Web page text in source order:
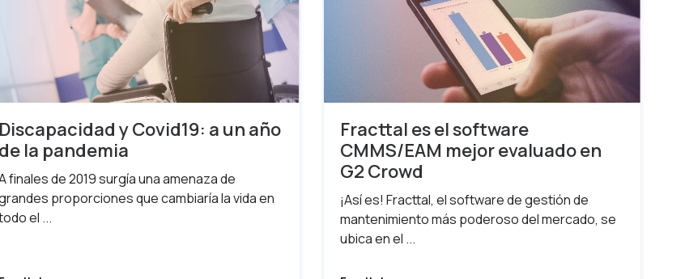
Discapacidad y Covid19: a un año
de la pandemia
finales de 2019 surgía una amenaza de
proporciones que cambiaría la vida en
el ...
Fracttal es el software
CMMS/EAM mejor evaluado en
G2 Crowd
¡Así es! Fracttal, el software de gestión de
mantenimiento más poderoso del mercado, se
ubica en el ...